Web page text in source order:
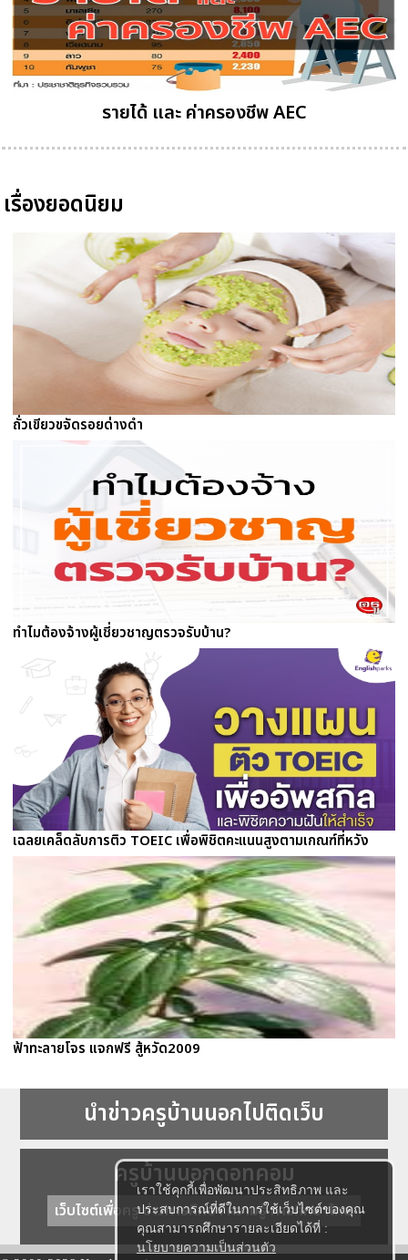
เราใช้คุกกี้เพื่อพัฒนาประสิทธิภาพ และ
ประสบการณ์ที่ดีในการใช้เว็บไซต์ของคุณ
คุณสามารถศึกษารายละเอียดได้ที่ :
นโยบายความเป็นส่วนตัว
รายได้ และ ค่าครองชีพ AEC
เรื่องยอดนิยม
ถั่วเขียวขจัดรอยด่างดำ
ทำไมต้องจ้างผู้เชี่ยวชาญตรวจรับบ้าน?
เฉลยเคล็ดลับการติว TOEIC เพื่อพิชิตคะแนนสูงตามเกณฑ์ที่หวัง
ฟ้าทะลายโจร แจกฟรี สู้หวัด2009
นำข่าวครูบ้านนอกไปติดเว็บ
ครูบ้านนอกดอทคอม
เว็บไซต์เพื่อครู ข่าวการศึกษา ความรู้ การศึกษาไทย